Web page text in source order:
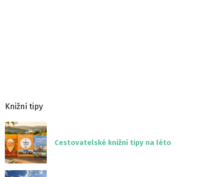
Knižní tipy
Cestovatelské knižní tipy na léto